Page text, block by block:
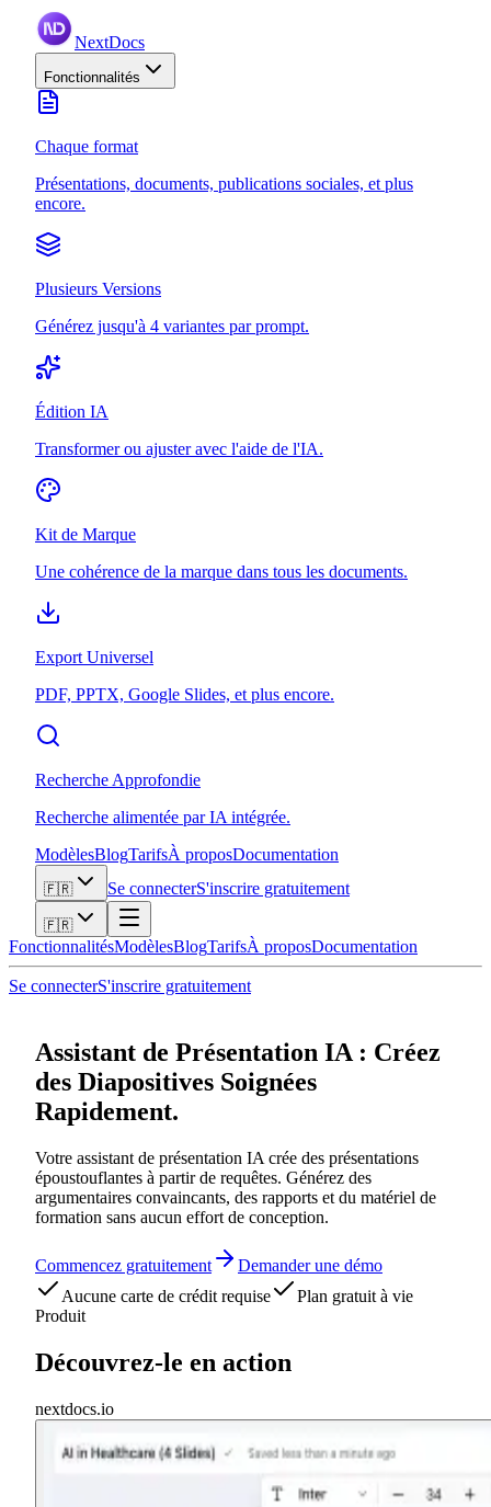
NextDocs
Fonctionnalités
Chaque format
Présentations, documents, publications sociales, et plus
encore.
Plusieurs Versions
Générez jusqu'à 4 variantes par prompt.
Édition IA
Transformer ou ajuster avec l'aide de l'IA.
Kit de Marque
Une cohérence de la marque dans tous les documents.
Export Universel
PDF, PPTX, Google Slides, et plus encore.
Recherche Approfondie
Recherche alimentée par IA intégrée.
ModèlesBlogTarifsÀ proposDocumentation
🇫🇷 Se connecterS'inscrire gratuitement
🇫🇷
FonctionnalitésModèlesBlogTarifsÀ proposDocumentation
Se connecterS'inscrire gratuitement
Assistant de Présentation IA : Créez
des Diapositives Soignées
Rapidement.
Votre assistant de présentation IA crée des présentations
époustouflantes à partir de requêtes. Générez des
argumentaires convaincants, des rapports et du matériel de
formation sans aucun effort de conception.
Commencez gratuitement
Demander une démo
Aucune carte de crédit requise
Plan gratuit à vie
Produit
Découvrez-le en action
nextdocs.io